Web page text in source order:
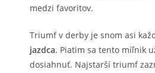
medzi favoritov.
Triumf v derby je snom asi
jazdca. Piatim sa tento míľnik
dosiahnuť. Najstarší triumf